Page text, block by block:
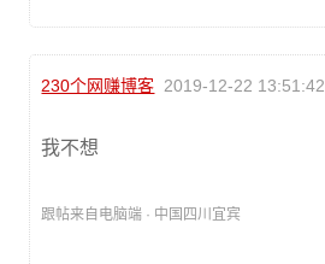
230个网赚博客 2019-12-22 13:51:42
我不想
跟帖来自电脑端 · 中国四川宜宾